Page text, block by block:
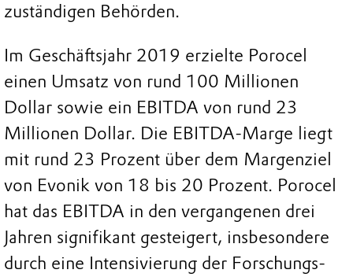
zuständigen Behörden.
Im Geschäftsjahr 2019 erzielte Porocel
einen Umsatz von rund 100 Millionen
Dollar sowie ein EBITDA von rund 23
Millionen Dollar. Die EBITDA-Marge liegt
mit rund 23 Prozent über dem Margenziel
von Evonik von 18 bis 20 Prozent. Porocel
hat das EBITDA in den vergangenen drei
Jahren signifikant gesteigert, insbesondere
durch eine Intensivierung der Forschungs-